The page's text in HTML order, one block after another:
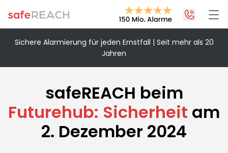
Zum Kontaktformular
Montag bis Donnerstag:
Sichere Alarmierung für jeden Ernstfall | Seit mehr als 20
Jahren
safeREACH beim
Futurehub: Sicherheit am
2. Dezember 2024